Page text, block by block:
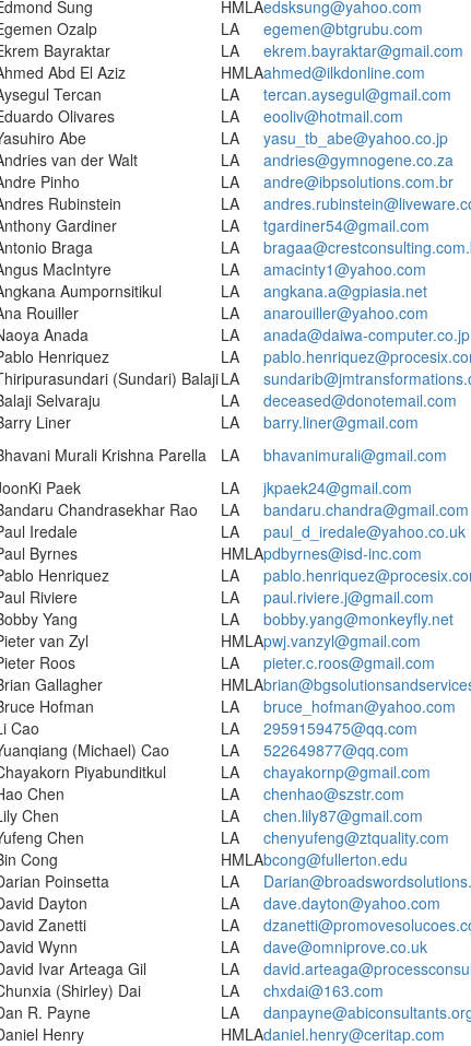
Sung HMLAedsksung@yahoo.com
Ozalp LA
egemen@btgrubu.com
Bayraktar LA
ekrem.bayraktar@gmail.com
Abd El Aziz HMLAahmed@ilkdonline.com
Tercan LA
tercan.aysegul@gmail.com
Olivares LA
eooliv@hotmail.com
Abe LA
yasu_tb_abe@yahoo.co.jp
van der Walt LA
andries@gymnogene.co.za
Pinho LA
andre@ibpsolutions.com.br
Rubinstein LA
Gardiner LA
tgardiner54@gmail.com
Braga LA
MacIntyre LA
amacinty1@yahoo.com
Aumpornsitikul LA
angkana.a@gpiasia.net
Rouiller LA
anarouiller@yahoo.com
Anada LA
anada@daiwa-computer.co.jp
Henriquez LA
(Sundari) BalajiLA
Selvaraju LA
deceased@donotemail.com
Liner LA
barry.liner@gmail.com
Murali Krishna Parella LA
bhavanimurali@gmail.com
Paek LA
jkpaek24@gmail.com
Chandrasekhar Rao LA
bandaru.chandra@gmail.com
Iredale LA
paul_d_iredale@yahoo.co.uk
Byrnes HMLApdbyrnes@isd-inc.com
Henriquez LA
Riviere LA
paul.riviere.j@gmail.com
Yang LA
bobby.yang@monkeyfly.net
van Zyl HMLApwj.vanzyl@gmail.com
Roos LA
pieter.c.roos@gmail.com
Gallagher HMLA
Hofman LA
bruce_hofman@yahoo.com
Cao LA
2959159475@qq.com
(Michael) Cao LA
522649877@qq.com
Piyabunditkul LA
chayakornp@gmail.com
Chen LA
chenhao@szstr.com
Chen LA
chen.lily87@gmail.com
Chen LA
chenyufeng@ztquality.com
Cong HMLAbcong@fullerton.edu
Poinsetta LA
Dayton LA
dave.dayton@yahoo.com
Zanetti LA
Wynn LA
dave@omniprove.co.uk
Ivar Arteaga Gil LA
(Shirley) Dai LA
chxdai@163.com
R. Payne LA
Henry HMLAdaniel.henry@ceritap.com